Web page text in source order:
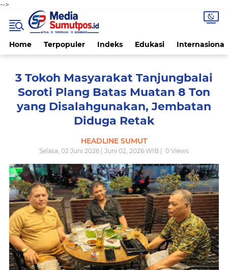
-->
Home Terpopuler Indeks Edukasi Internasional
3 Tokoh Masyarakat Tanjungbalai
Soroti Plang Batas Muatan 8 Ton
yang Disalahgunakan, Jembatan
Diduga Retak
HEADLINE SUMUT
Selasa, 02 Juni 2026 | Juni 02, 2026 WIB | 0 Views